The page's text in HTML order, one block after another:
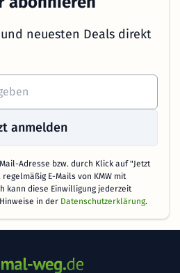
neuesten Deals direkt
anmelden
Adresse bzw. durch Klick auf "Jetzt
E-Mails von KMW mit
kann diese Einwilligung jederzeit
in der Datenschutzerklärung.